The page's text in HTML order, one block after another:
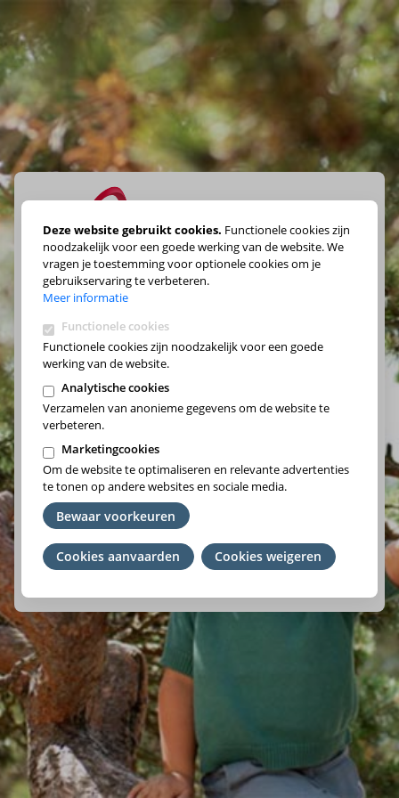
Maak je keuze
Vlaams-Brabant/Brussel
Wallonie
We raden je aan om het ziekenfonds te kiezen waar je lid
van bent. Ben je geen lid? Kies de regio waar je woont.
Deze website gebruikt cookies. Functionele cookies zijn
noodzakelijk voor een goede werking van de website. We
vragen je toestemming voor optionele cookies om je
gebruikservaring te verbeteren.
Meer informatie
Functionele cookies
Functionele cookies zijn noodzakelijk voor een goede
werking van de website.
Analytische cookies
Verzamelen van anonieme gegevens om de website te
verbeteren.
Marketingcookies
Om de website te optimaliseren en relevante advertenties
te tonen op andere websites en sociale media.
Bewaar voorkeuren
Cookies weigeren
Cookies aanvaarden
Je
toestemming
intrekken